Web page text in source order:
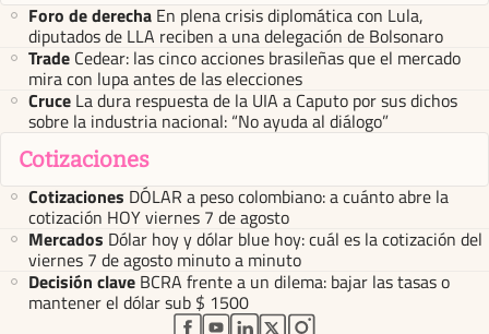
Foro de derecha En plena crisis diplomática con Lula,
diputados de LLA reciben a una delegación de Bolsonaro
Trade Cedear: las cinco acciones brasileñas que el mercado
mira con lupa antes de las elecciones
Cruce La dura respuesta de la UIA a Caputo por sus dichos
sobre la industria nacional: “No ayuda al diálogo”
Cotizaciones
Cotizaciones DÓLAR a peso colombiano: a cuánto abre la
cotización HOY viernes 7 de agosto
Mercados Dólar hoy y dólar blue hoy: cuál es la cotización del
viernes 7 de agosto minuto a minuto
Decisión clave BCRA frente a un dilema: bajar las tasas o
mantener el dólar sub $ 1500
abre en nueva pestaña
abre en nueva pestaña
abre en nueva pestaña
abre en nueva pestaña
abre en nueva pestaña